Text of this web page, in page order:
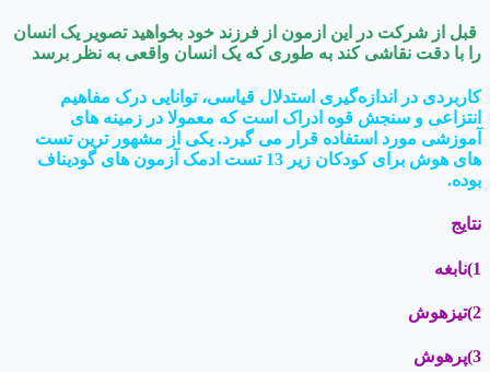
قبل از شرکت در این ازمون از فرزند خود بخواهید تصویر یک انسان
را با دقت نقاشی کند به طوری که یک انسان واقعی به نظر برسد
کاربردی در اندازه‌گیری استدلال قیاسی، توانایی درک مفاهیم
انتزاعی و سنجش قوه ادراک است که معمولا در زمینه های
آموزشی مورد استفاده قرار می گیرد. یکی از مشهور ترین تست
های هوش برای کودکان زیر 13 تست ادمک آزمون های گودیناف
بوده.
نتایج
1)نابغه
2)تیزهوش
3)پرهوش